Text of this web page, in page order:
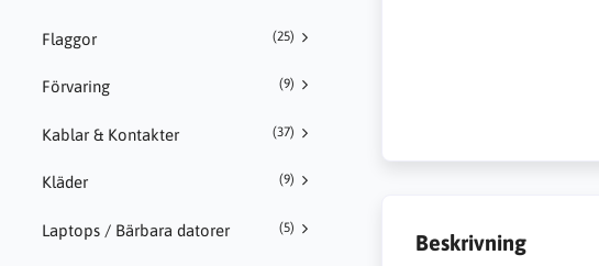
Flaggor (25)
Förvaring (9)
Kablar & Kontakter (37)
Kläder (9)
Laptops / Bärbara datorer (5)
Beskrivning